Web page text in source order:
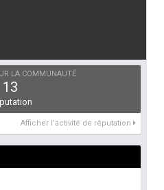
LA COMMUNAUTÉ
13
Afficher l’activité de réputation